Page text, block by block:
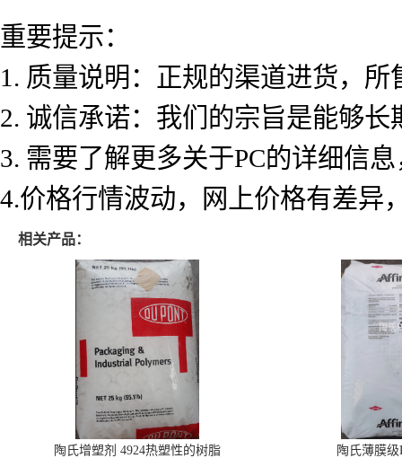
重要提示：
1. 质量说明：正规的渠道进货，所
2. 诚信承诺：我们的宗旨是能够
3. 需要了解更多关于PC的详细信
4.价格行情波动，网上价格有差异
相关产品：
陶氏增塑剂 4924热塑性的树脂 陶氏薄膜级